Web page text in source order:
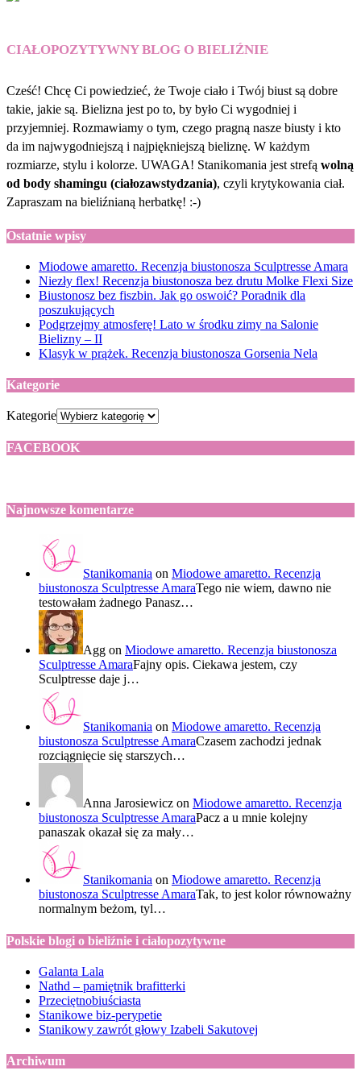
CIAŁOPOZYTYWNY BLOG O BIELIŹNIE
Cześć! Chcę Ci powiedzieć, że Twoje ciało i Twój biust są dobre
takie, jakie są. Bielizna jest po to, by było Ci wygodniej i
przyjemniej. Rozmawiamy o tym, czego pragną nasze biusty i kto
da im najwygodniejszą i najpiękniejszą bieliznę. W każdym
rozmiarze, stylu i kolorze. UWAGA! Stanikomania jest strefą wolną
od body shamingu (ciałozawstydzania), czyli krytykowania ciał.
Zapraszam na bieliźnianą herbatkę! :-)
Ostatnie wpisy
Miodowe amaretto. Recenzja biustonosza Sculptresse Amara
Niezły flex! Recenzja biustonosza bez drutu Molke Flexi Size
Biustonosz bez fiszbin. Jak go oswoić? Poradnik dla
poszukujących
Podgrzejmy atmosferę! Lato w środku zimy na Salonie
Bielizny – II
Klasyk w prążek. Recenzja biustonosza Gorsenia Nela
Kategorie
Kategorie
FACEBOOK
Najnowsze komentarze
Stanikomania on Miodowe amaretto. Recenzja
biustonosza Sculptresse AmaraTego nie wiem, dawno nie
testowałam żadnego Panasz…
Agg on Miodowe amaretto. Recenzja biustonosza
Sculptresse AmaraFajny opis. Ciekawa jestem, czy
Sculptresse daje j…
Stanikomania on Miodowe amaretto. Recenzja
biustonosza Sculptresse AmaraCzasem zachodzi jednak
rozciągnięcie się starszych…
Anna Jarosiewicz on Miodowe amaretto. Recenzja
biustonosza Sculptresse AmaraPacz a u mnie kolejny
panaszak okazał się za mały…
Stanikomania on Miodowe amaretto. Recenzja
biustonosza Sculptresse AmaraTak, to jest kolor równoważny
normalnym beżom, tyl…
Polskie blogi o bieliźnie i ciałopozytywne
Galanta Lala
Nathd – pamiętnik brafitterki
Przeciętnobiuściasta
Stanikowe biz-perypetie
Stanikowy zawrót głowy Izabeli Sakutovej
Archiwum